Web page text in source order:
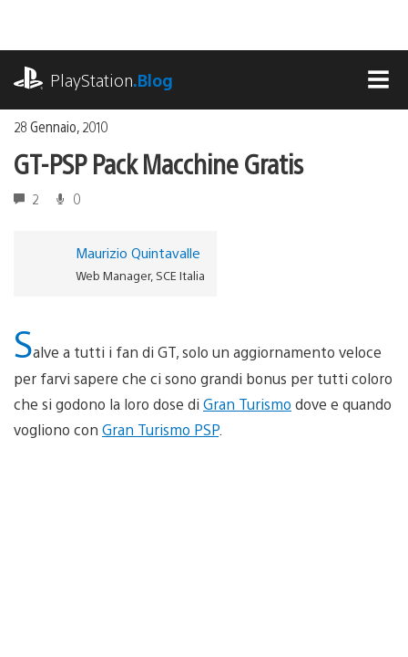
contenuto
PlayStation.Blog
28 Gennaio, 2010
GT-PSP Pack Macchine Gratis
2 0
Maurizio Quintavalle
Web Manager, SCE Italia
Salve a tutti i fan di GT, solo un aggiornamento veloce
per farvi sapere che ci sono grandi bonus per tutti coloro
che si godono la loro dose di Gran Turismo dove e quando
vogliono con Gran Turismo PSP.